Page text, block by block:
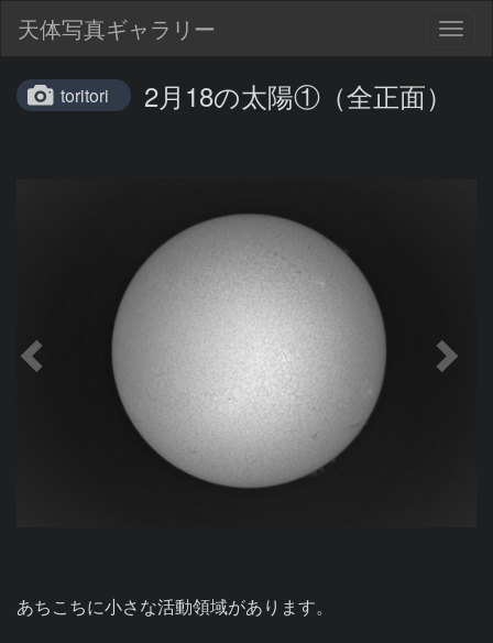
天体写真ギャラリー
toritori 2月18の太陽①（全正面）
あちこちに小さな活動領域があります。